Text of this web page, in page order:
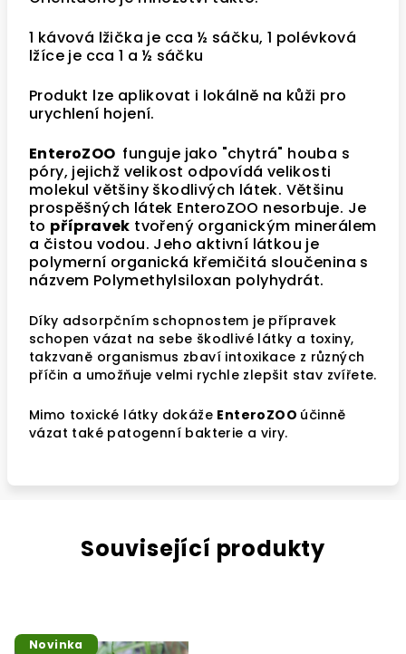
1 kávová lžička je cca ½ sáčku, 1 polévková
lžíce je cca 1 a ½ sáčku
Produkt lze aplikovat i lokálně na kůži pro
urychlení hojení.
EnteroZOO funguje jako "chytrá" houba s
póry, jejichž velikost odpovídá velikosti
molekul většiny škodlivých látek. Většinu
prospěšných látek EnteroZOO nesorbuje. Je
to přípravek tvořený organickým minerálem
a čistou vodou. Jeho aktivní látkou je
polymerní organická křemičitá sloučenina s
názvem Polymethylsiloxan polyhydrát.
Díky adsorpčním schopnostem je přípravek
schopen vázat na sebe škodlivé látky a toxiny,
takzvaně organismus zbaví intoxikace z různých
příčin a umožňuje velmi rychle zlepšit stav zvířete.
Mimo toxické látky dokáže EnteroZOO účinně
vázat také patogenní bakterie a viry.
Související produkty
Novinka